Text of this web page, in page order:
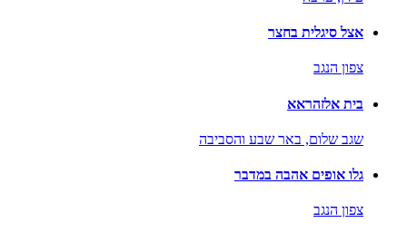
אצל סיגלית בחצר
צפון הנגב
בית אלזהראא
שגב שלום, באר שבע והסביבה
גלו אופים אהבה במדבר
צפון הנגב